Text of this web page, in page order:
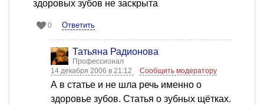
здоровых зубов не заскрыта
0 Ответить
Татьяна Радионова
Профессионал
14 декабря 2006 в 21:12
Сообщить модератору
А в статье и не шла речь именно о
здоровье зубов. Статья о зубных щётках.